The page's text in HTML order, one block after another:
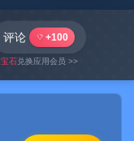
评论 +100
宝石兑换应用会员 >>